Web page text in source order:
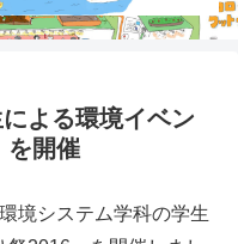
よる環境イベン
を開催
境システム学科の学生